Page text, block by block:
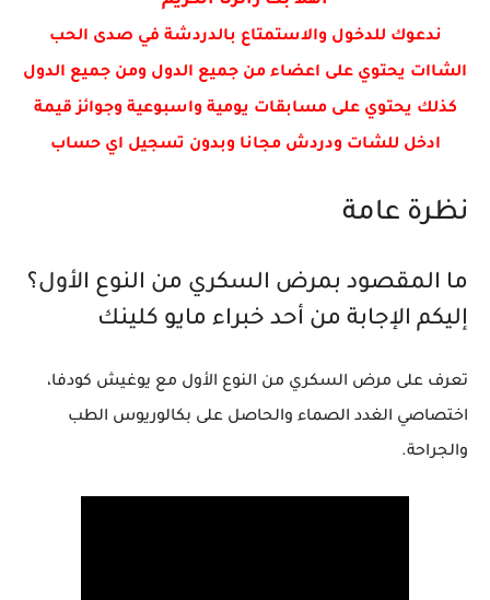
ندعوك للدخول والاستمتاع بالدردشة في صدى الحب
الشاات يحتوي على اعضاء من جميع الدول ومن جميع الدول
كذلك يحتوي على مسابقات يومية واسبوعية وجوائز قيمة
ادخل للشات ودردش مجانا وبدون تسجيل اي حساب
نظرة عامة
ما المقصود بمرض السكري من النوع الأول؟
إليكم الإجابة من أحد خبراء مايو كلينك
تعرف على مرض السكري من النوع الأول مع يوغيش كودفا،
اختصاصي الغدد الصماء والحاصل على بكالوريوس الطب
والجراحة.